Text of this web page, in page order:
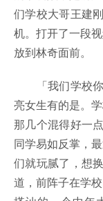
们学校大哥王建
机。打开了一段视
放到林奇面前。
「我们学校你
亮女生有的是。
那几个混得好一
同学易如反掌，
们就玩腻了，想
道，前阵子在学